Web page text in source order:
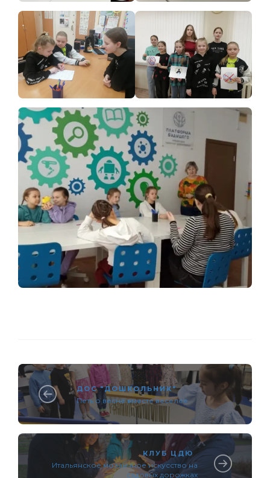
ДОС "ДОШКОЛЬНИК"
Петь о весне вместе веселее
КЛУБ ЦДЮ
Итальянское мозаичное искусство на
садовых дорожках